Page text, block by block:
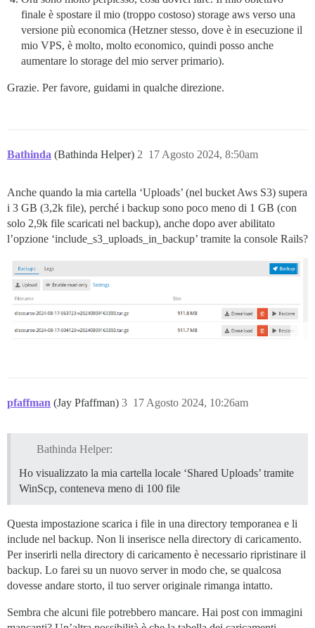
finale è spostare il mio (troppo costoso) storage aws verso una
versione più economica (Hetzner stesso, dove è in esecuzione il
mio VPS, è molto, molto economico, quindi posso anche
aumentare lo storage del mio server primario).
Grazie. Per favore, guidami in qualche direzione.
Bathinda (Bathinda Helper) 17 Agosto 2024, 8:50am
2
Anche quando la mia cartella ‘Uploads’ (nel bucket Aws S3) supera
i 3 GB (3,2k file), perché i backup sono poco meno di 1 GB (con
solo 2,9k file scaricati nel backup), anche dopo aver abilitato
l’opzione ‘include_s3_uploads_in_backup’ tramite la console Rails?
pfaffman (Jay Pfaffman) 17 Agosto 2024, 10:26am
3
Bathinda Helper:
Ho visualizzato la mia cartella locale ‘Shared Uploads’ tramite
WinScp, conteneva meno di 100 file
Questa impostazione scarica i file in una directory temporanea e li
include nel backup. Non li inserisce nella directory di caricamento.
Per inserirli nella directory di caricamento è necessario ripristinare il
backup. Lo farei su un nuovo server in modo che, se qualcosa
dovesse andare storto, il tuo server originale rimanga intatto.
Sembra che alcuni file potrebbero mancare. Hai post con immagini